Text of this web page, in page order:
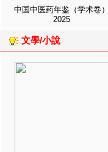
中国中医药年鉴（学术卷）
2025
文學/小說